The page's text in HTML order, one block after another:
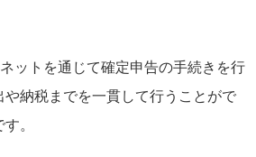
ットを通じて確定申告の手続きを行
納税までを一貫して行うことがで
。